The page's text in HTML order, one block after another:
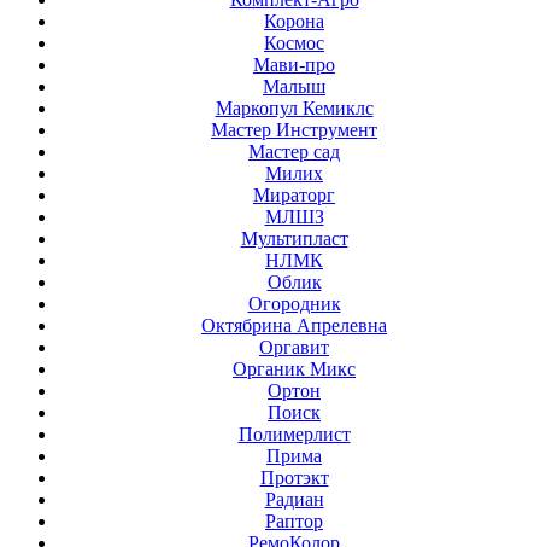
Корона
Космос
Мави-про
Малыш
Маркопул Кемиклс
Мастер Инструмент
Мастер сад
Милих
Мираторг
МЛШЗ
Мультипласт
НЛМК
Облик
Огородник
Октябрина Апрелевна
Оргавит
Органик Микс
Ортон
Поиск
Полимерлист
Прима
Протэкт
Радиан
Раптор
РемоКолор